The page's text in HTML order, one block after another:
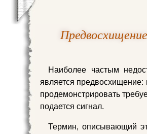
Предвосхищение
Наиболее частым
является предвосхищение:
продемонстрировать
подается сигнал.
Термин, описывающий